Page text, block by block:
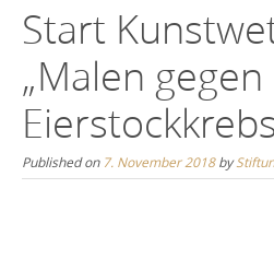
Start
„Malen gegen
Published on 7. November 2018by